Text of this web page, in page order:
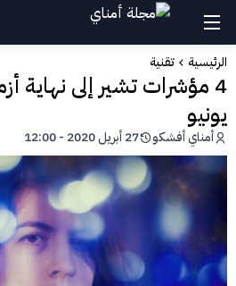
الرئيسية تقنية
4 مؤشرات تشير إلى نهاية
يونيو
أمناي أفشكو 27 أبريل 2020 - 12:00